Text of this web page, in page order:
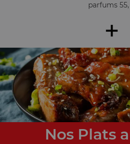
parfums 55,
+
Nos Plats